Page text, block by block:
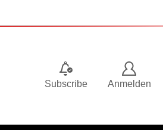
Subscribe Anmelden